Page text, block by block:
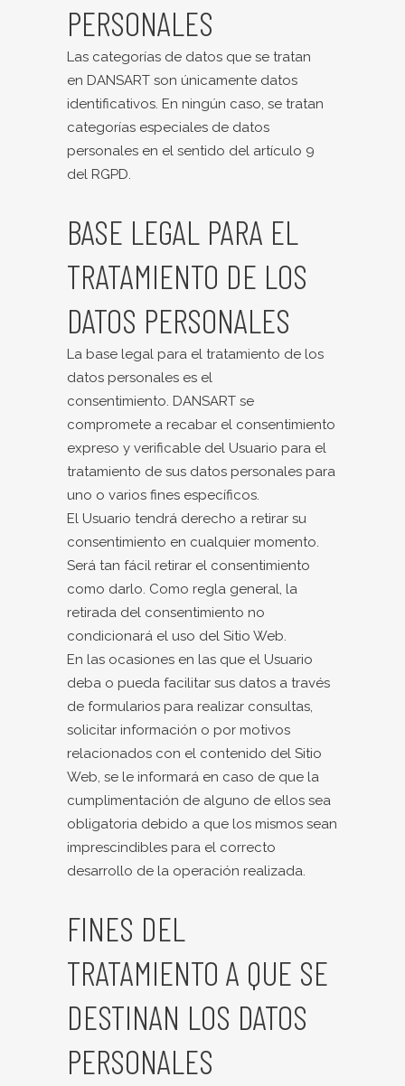
PERSONALES
Las categorías de datos que se tratan
en DANSART son únicamente datos
identificativos. En ningún caso, se tratan
categorías especiales de datos
personales en el sentido del artículo 9
del RGPD.
BASE LEGAL PARA EL
TRATAMIENTO DE LOS
DATOS PERSONALES
La base legal para el tratamiento de los
datos personales es el
consentimiento. DANSART se
compromete a recabar el consentimiento
expreso y verificable del Usuario para el
tratamiento de sus datos personales para
uno o varios fines específicos.
El Usuario tendrá derecho a retirar su
consentimiento en cualquier momento.
Será tan fácil retirar el consentimiento
como darlo. Como regla general, la
retirada del consentimiento no
condicionará el uso del Sitio Web.
En las ocasiones en las que el Usuario
deba o pueda facilitar sus datos a través
de formularios para realizar consultas,
solicitar información o por motivos
relacionados con el contenido del Sitio
Web, se le informará en caso de que la
cumplimentación de alguno de ellos sea
obligatoria debido a que los mismos sean
imprescindibles para el correcto
desarrollo de la operación realizada.
FINES DEL
TRATAMIENTO A QUE SE
DESTINAN LOS DATOS
PERSONALES